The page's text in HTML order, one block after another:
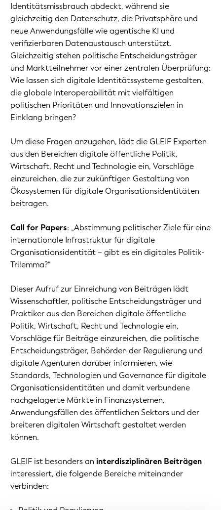
Identitätsmissbrauch abdeckt, während sie
gleichzeitig den Datenschutz, die Privatsphäre und
neue Anwendungsfälle wie agentische KI und
verifizierbaren Datenaustausch unterstützt.
Gleichzeitig stehen politische Entscheidungsträger
und Marktteilnehmer vor einer zentralen Überprüfung:
Wie lassen sich digitale Identitätssysteme gestalten,
die globale Interoperabilität mit vielfältigen
politischen Prioritäten und Innovationszielen in
Einklang bringen?
Um diese Fragen anzugehen, lädt die GLEIF Experten
aus den Bereichen digitale öffentliche Politik,
Wirtschaft, Recht und Technologie ein, Vorschläge
einzureichen, die zur zukünftigen Gestaltung von
Ökosystemen für digitale Organisationsidentitäten
beitragen.
Call for Papers: „Abstimmung politischer Ziele für eine
internationale Infrastruktur für digitale
Organisationsidentität – gibt es ein digitales Politik-
Trilemma?“
Dieser Aufruf zur Einreichung von Beiträgen lädt
Wissenschaftler, politische Entscheidungsträger und
Praktiker aus den Bereichen digitale öffentliche
Politik, Wirtschaft, Recht und Technologie ein,
Vorschläge für Beiträge einzureichen, die politische
Entscheidungsträger, Behörden der Regulierung und
digitale Agenturen darüber informieren, wie
Standards, Technologien und Governance für digitale
Organisationsidentitäten und damit verbundene
nachgelagerte Märkte in Finanzsystemen,
Anwendungsfällen des öffentlichen Sektors und der
breiteren digitalen Wirtschaft gestaltet werden
können.
GLEIF ist besonders an interdisziplinären Beiträgen
interessiert, die folgende Bereiche miteinander
verbinden: